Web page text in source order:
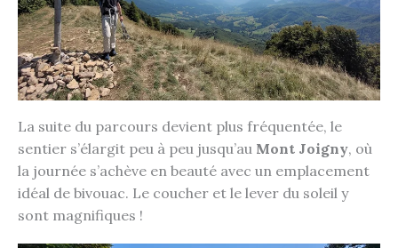
La suite du parcours devient plus fréquentée, le
sentier s’élargit peu à peu jusqu’au Mont Joigny, où
la journée s’achève en beauté avec un emplacement
idéal de bivouac. Le coucher et le lever du soleil y
sont magnifiques !